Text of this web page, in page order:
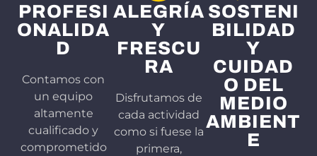
PROFESI
ONALIDA
D
Contamos con
un equipo
altamente
cualificado y
comprometido
ALEGRÍA
Y
FRESCU
RA
Disfrutamos de
cada actividad
como si fuese la
primera,
SOSTENI
BILIDAD
Y
CUIDAD
O DEL
MEDIO
AMBIENT
E